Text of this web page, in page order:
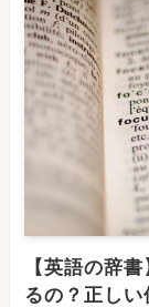
【英語の辞
るの？正し